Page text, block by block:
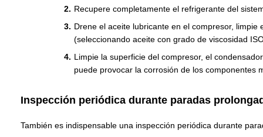
Recupere completamente el refrigerante del
Drene el aceite lubricante en el compresor,
(seleccionando aceite con grado de viscosidad
Limpie la superficie del compresor, el
puede provocar la corrosión de los componentes
Inspección periódica durante paradas
También es indispensable una inspección periódica durante